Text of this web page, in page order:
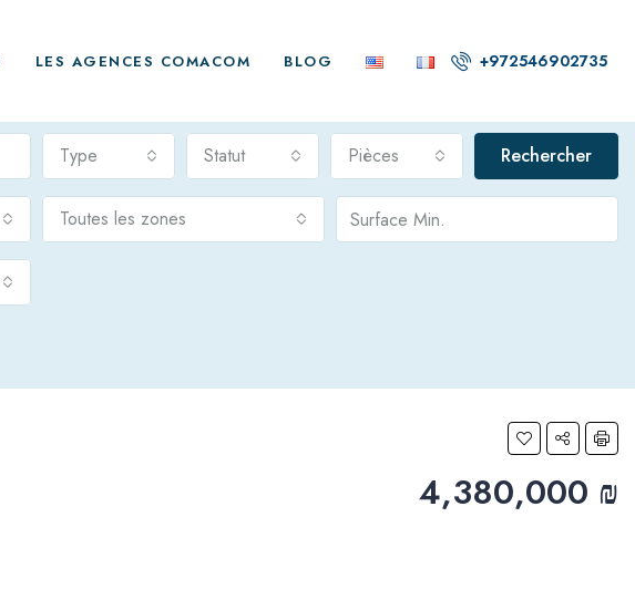
LES AGENCES COMACOM BLOG +972546902735
Type Statut Pièces Rechercher
Toutes les zones
4,380,000 ₪